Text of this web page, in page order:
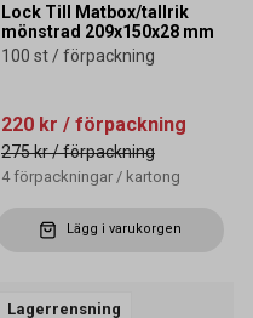
Lock Till Matbox/tallrik
mönstrad 209x150x28 mm
100 st / förpackning
220 kr / förpackning
275 kr/ förpackning
4 förpackningar / kartong
Lägg i varukorgen
Lagerrensning